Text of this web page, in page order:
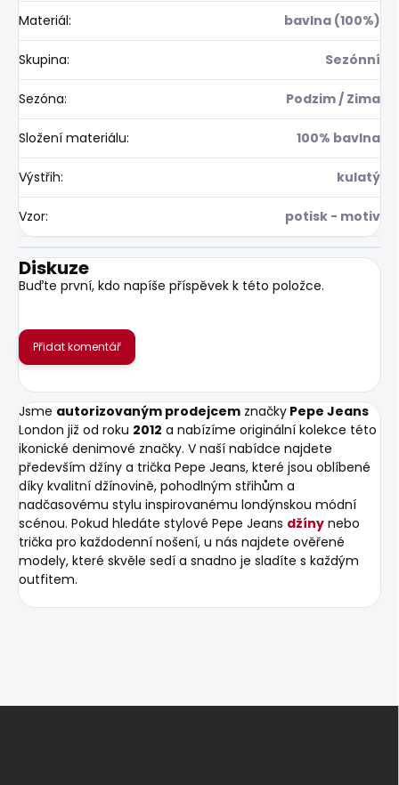
Materiál: bavlna (100%)
Skupina: Sezónní
Sezóna: Podzim / Zima
Složení materiálu: 100% bavlna
Výstřih: kulatý
Vzor: potisk - motiv
Diskuze
Buďte první, kdo napíše příspěvek k této položce.
Přidat komentář
Jsme autorizovaným prodejcem značky Pepe Jeans
London již od roku 2012 a nabízíme originální kolekce této
ikonické denimové značky. V naší nabídce najdete
především džíny a trička Pepe Jeans, které jsou oblíbené
díky kvalitní džínovině, pohodlným střihům a
nadčasovému stylu inspirovanému londýnskou módní
scénou. Pokud hledáte stylové Pepe Jeans džíny nebo
trička pro každodenní nošení, u nás najdete ověřené
modely, které skvěle sedí a snadno je sladíte s každým
outfitem.